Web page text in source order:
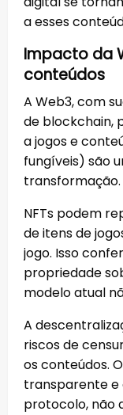
a esses
Impacto da
conteúdos
A Web3, com
de blockchain,
a jogos e
fungíveis) são
transformação.
NFTs podem
de itens de
jogo. Isso
propriedade
modelo atual
A
riscos de
os conteúdos.
transparente e
protocolo, não